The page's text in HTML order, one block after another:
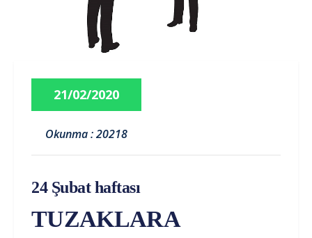
21/02/2020
Okunma : 20218
24 Şubat haftası
TUZAKLARA